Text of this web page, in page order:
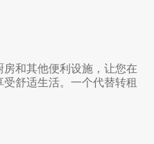
和其他便利设施，让您在
舒适生活。一个代替转租